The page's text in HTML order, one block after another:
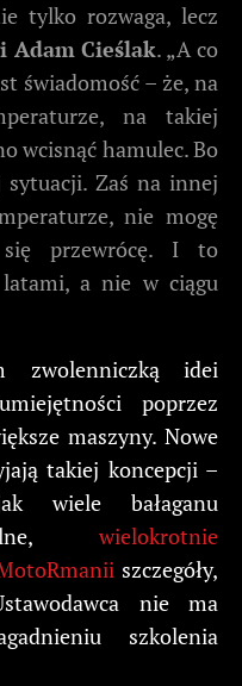
tylko rozwaga, lecz
Adam Cieślak. „A co
świadomość – że, na
na takiej
wcisnąć hamulec. Bo
Zaś na innej
nie mogę
przewrócę. I to
latami, a nie w ciągu
zwolenniczką idei
poprzez
maszyny. Nowe
takiej koncepcji –
wiele bałaganu
wielokrotnie
szczegóły,
nie ma
szkolenia